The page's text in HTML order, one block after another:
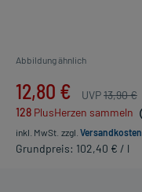
Abbildung ähnlich
12,80 € UVP13,90 €
128 PlusHerzen sammeln
inkl. MwSt. zzgl. Versandkosten
Grundpreis: 102,40 € / l